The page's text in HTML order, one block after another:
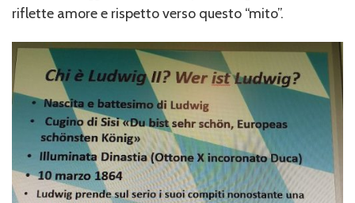
riflette amore e rispetto verso questo “mito”.